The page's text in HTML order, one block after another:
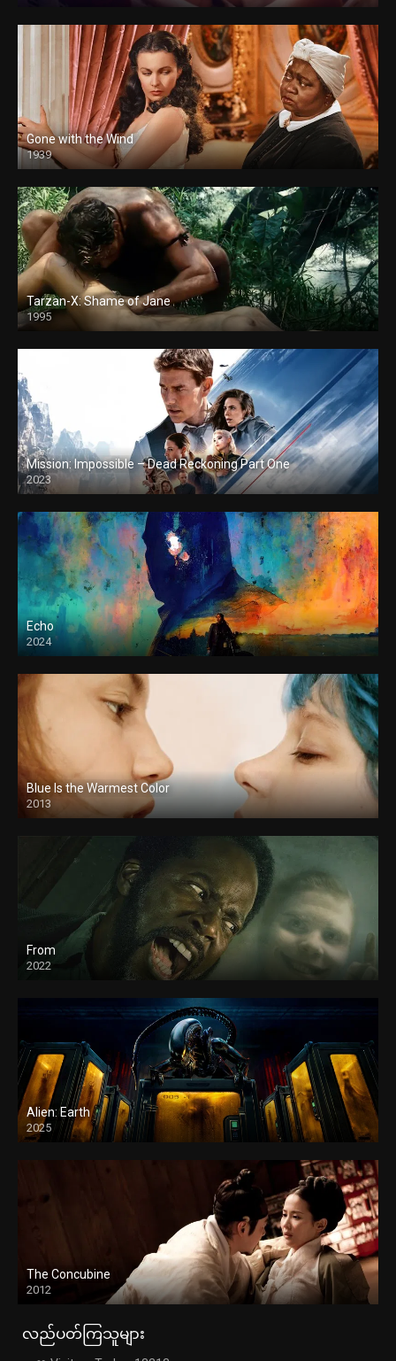
Gone with the Wind
1939
Tarzan-X: Shame of Jane
1995
Mission: Impossible – Dead Reckoning Part One
2023
Echo
2024
Blue Is the Warmest Color
2013
From
2022
Alien: Earth
2025
The Concubine
2012
လည်ပတ်ကြသူများ